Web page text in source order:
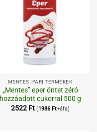
MENTES IPARI TERMÉKEK
„Mentes” eper öntet zéró
hozzáadott cukorral 500 g
2522 Ft (1986 Ft+áfa)